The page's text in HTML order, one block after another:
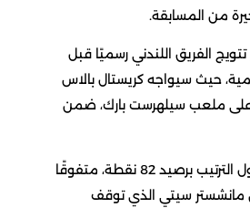
من المسابقة.
تتويج الفريق اللندني رسميًا قبل
حيث سيواجه كريستال بالاس
على ملعب سيلهرست بارك، ضمن
ويتصدر آرسنال جدول الترتيب برصيد 82 نقطة، متفوقًا
مانشستر سيتي الذي توقف